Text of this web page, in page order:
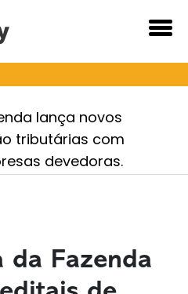
lança novos
tributárias com
devedoras.
da Fazenda